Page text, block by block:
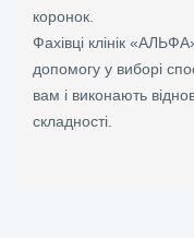
коронок.
Фахівці клінік
допомогу у виборі
вам і виконають
складності.